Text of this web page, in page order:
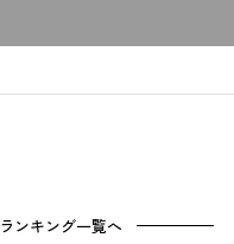
ランキング一覧へ